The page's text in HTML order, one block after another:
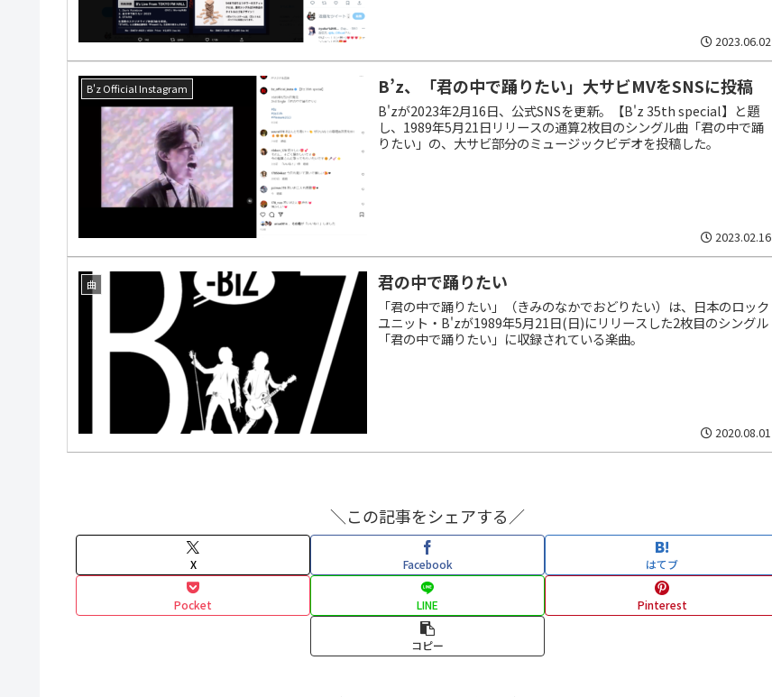
2023.06.02
B'z Official Instagram B’z、「君の中で踊りたい」大サビMVをSNSに投稿
B'zが2023年2月16日、公式SNSを更新。【B'z 35th special】と題
し、1989年5月21日リリースの通算2枚目のシングル曲「君の中で踊
りたい」の、大サビ部分のミュージックビデオを投稿した。
2023.02.16
曲 君の中で踊りたい
「君の中で踊りたい」（きみのなかでおどりたい）は、日本のロック
ユニット・B'zが1989年5月21日(日)にリリースした2枚目のシングル
「君の中で踊りたい」に収録されている楽曲。
2020.08.01
＼この記事をシェアする／
X Facebook はてブ
Pocket LINE Pinterest
コピー